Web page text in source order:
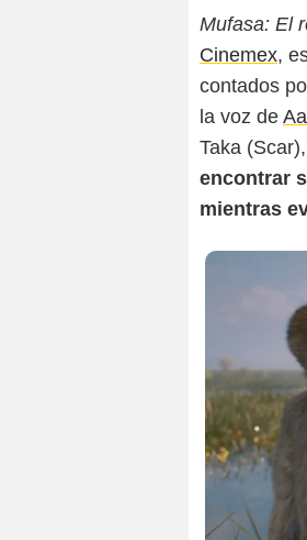
Mufasa: El
Cinemex,
contados
la voz de
Taka
encontrar
mientras